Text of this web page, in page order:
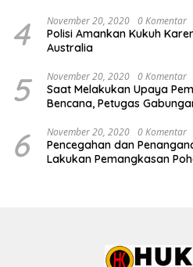
4 November 20, 2020 0 Komentar
Polisi Amankan Kukuh
Australia
5 November 20, 2020 0 Komentar
Saat Melakukan Upaya
Bencana, Petugas
6 November 20, 2020 0 Komentar
Pencegahan dan
Lakukan Pemangkasan